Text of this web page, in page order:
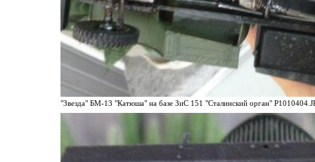
"Звезда" БМ-13 "Катюша" на базе ЗиС 151 "Сталинский орган"